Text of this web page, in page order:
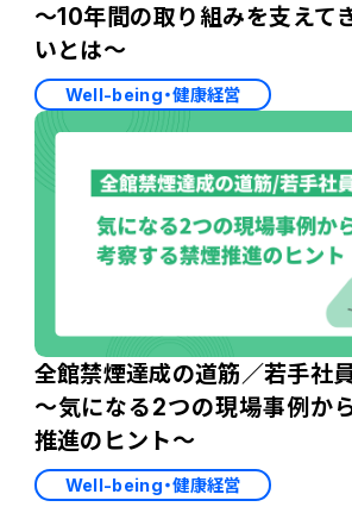
～10年間の取り組みを支えて
いとは～
Well-being・健康経営
全館禁煙達成の道筋／若手社
～気になる2つの現場事例か
推進のヒント～
Well-being・健康経営